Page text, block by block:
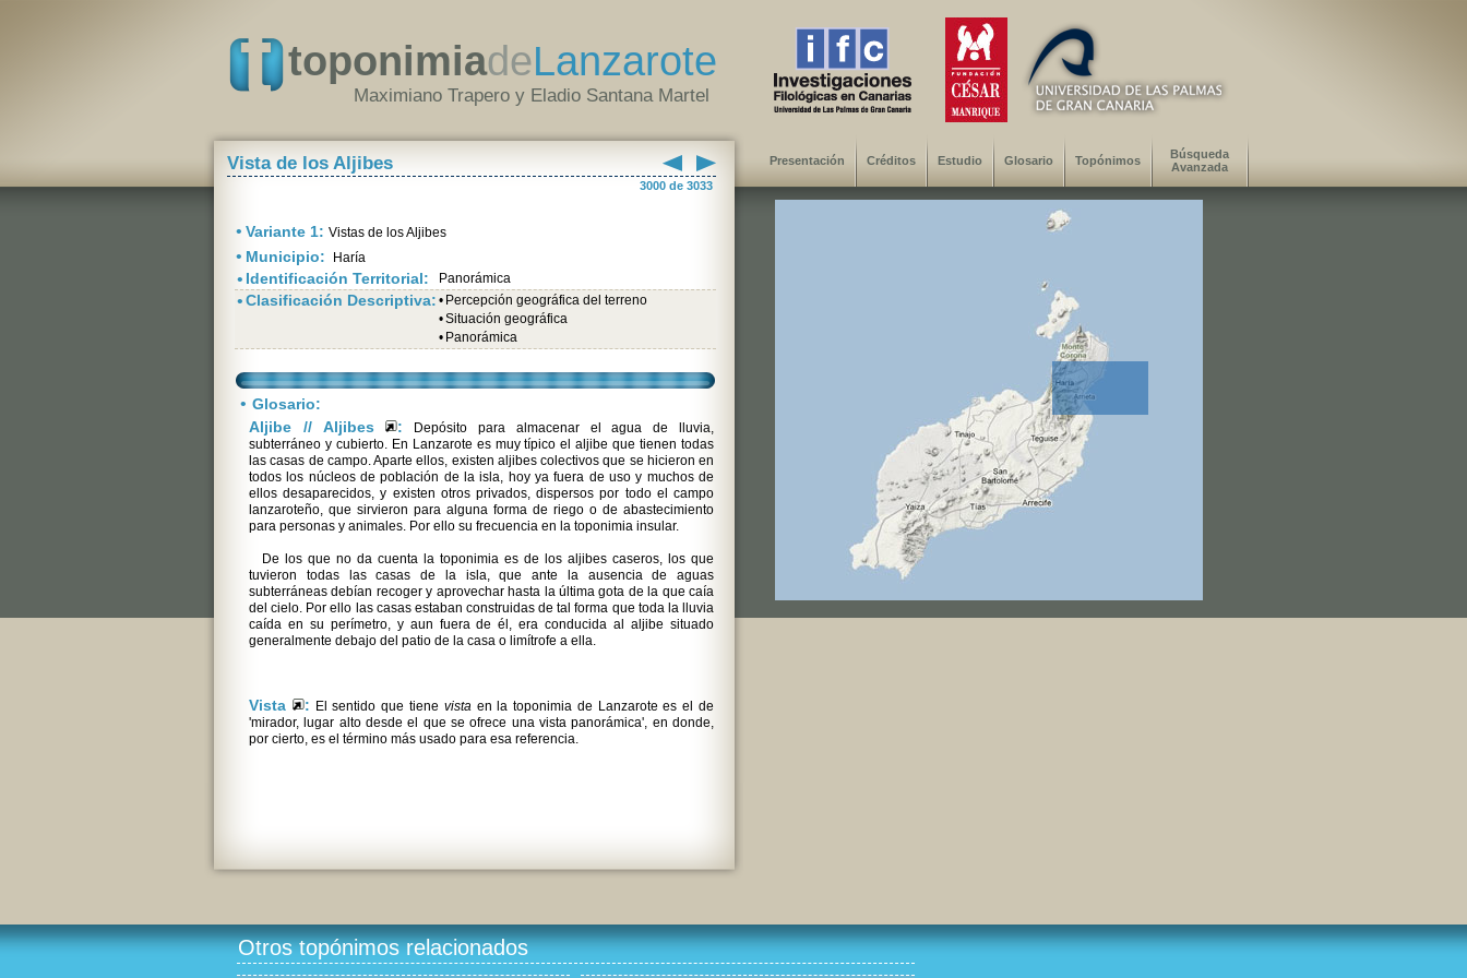
toponimiadeLanzarote
Maximiano Trapero y Eladio Santana Martel
Vista de los Aljibes
3000 de 3033
• Variante 1: Vistas de los Aljibes
• Municipio: Haría
• Identificación Territorial: Panorámica
•Clasificación Descriptiva: • Percepción geográfica del terreno
•Situación geográfica
• Panorámica
• Glosario:
Aljibe // Aljibes
:
Depósito para almacenar el agua de lluvia,
subterráneo y cubierto. En Lanzarote es muy típico el aljibe que tienen todas
las casas de campo. Aparte ellos, existen aljibes colectivos que se hicieron en
todos los núcleos de población de la isla, hoy ya fuera de uso y muchos de
ellos desaparecidos, y existen otros privados, dispersos por todo el campo
lanzaroteño, que sirvieron para alguna forma de riego o de abastecimiento
para personas y animales. Por ello su frecuencia en la toponimia insular.
De los que no da cuenta la toponimia es de los aljibes caseros, los que
tuvieron todas las casas de la isla, que ante la ausencia de aguas
subterráneas debían recoger y aprovechar hasta la última gota de la que caía
del cielo. Por ello las casas estaban construidas de tal forma que toda la lluvia
caída en su perímetro, y aun fuera de él, era conducida al aljibe situado
generalmente debajo del patio de la casa o limítrofe a ella.
Vista : El sentido que tiene vistaen la toponimia de Lanzarote es el de
'mirador, lugar alto desde el que se ofrece una vista panorámica', en donde,
por cierto, es el término más usado para esa referencia.
Presentación Créditos Estudio Glosario Topónimos
Búsqueda
Avanzada
Otros topónimos relacionados